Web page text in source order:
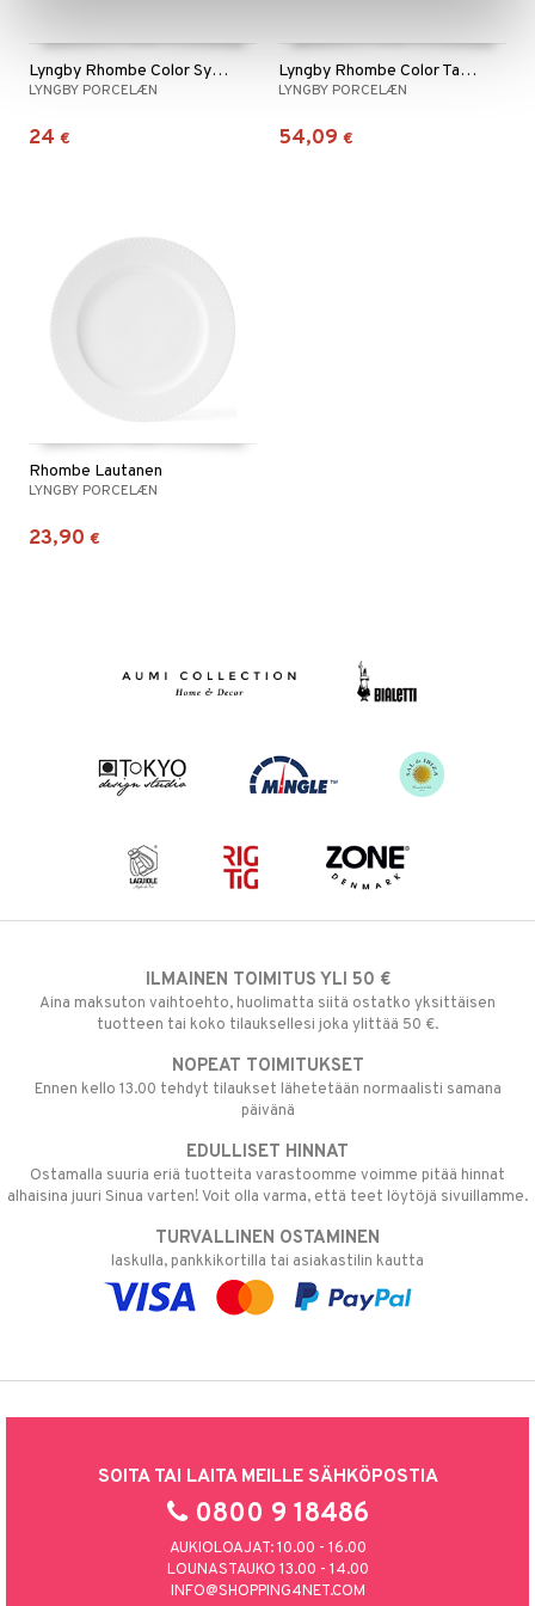
Lyngby Rhombe Color Syvä lautanen Vihreä
LYNGBY PORCELÆN
24 €
Lyngby Rhombe Color Tarjoilukulho Sininen
LYNGBY PORCELÆN
54,09 €
Rhombe Lautanen
LYNGBY PORCELÆN
23,90 €
ILMAINEN TOIMITUS YLI 50 €
Aina maksuton vaihtoehto, huolimatta siitä ostatko yksittäisen
tuotteen tai koko tilauksellesi joka ylittää 50 €.
NOPEAT TOIMITUKSET
Ennen kello 13.00 tehdyt tilaukset lähetetään normaalisti samana
päivänä
EDULLISET HINNAT
Ostamalla suuria eriä tuotteita varastoomme voimme pitää hinnat
alhaisina juuri Sinua varten! Voit olla varma, että teet löytöjä sivuillamme.
TURVALLINEN OSTAMINEN
laskulla, pankkikortilla tai asiakastilin kautta
SOITA TAI LAITA MEILLE SÄHKÖPOSTIA
0800 9 18486
AUKIOLOAJAT: 10.00 - 16.00
LOUNASTAUKO 13.00 - 14.00
INFO@SHOPPING4NET.COM